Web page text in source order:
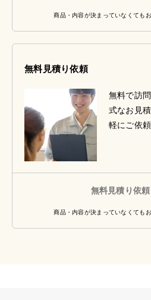
商品・内容が決まっていなくても
無料見積り依頼
無料で訪
式なお見
軽にご依
無料見積り依
商品・内容が決まっていなくても